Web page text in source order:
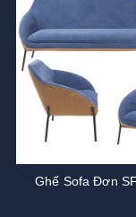
Ghế Sofa Đơn